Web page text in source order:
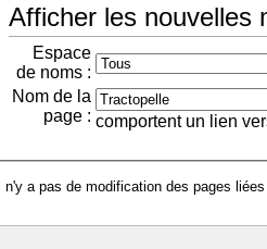
Afficher les nouvelles
Espace
de noms :
Nom de la
page : comportent un lien
Il n'y a pas de modification des pages